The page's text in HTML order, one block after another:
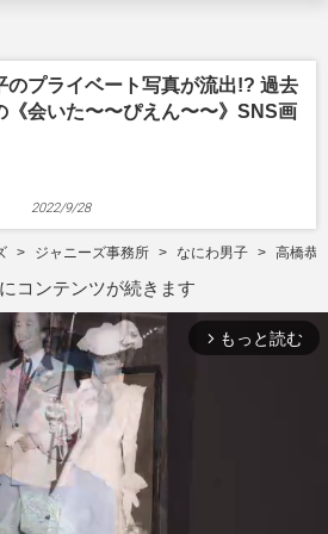
のプライベート写真が流出!? 過去
《会いた〜〜ぴえん〜〜》SNS画
2022/9/28
ジャニーズ事務所 なにわ男子 高橋恭
コンテンツが続きます
arrow_forward_ios もっと読む